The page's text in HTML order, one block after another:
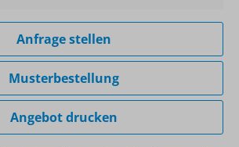
Anfrage stellen
Musterbestellung
Angebot drucken